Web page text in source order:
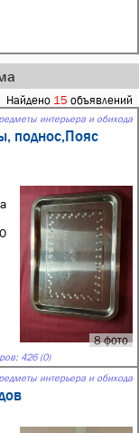
Найдено 15 объявлений
интерьера и обихода
поднос,Пояс
8 фото
426 (0)
интерьера и обихода